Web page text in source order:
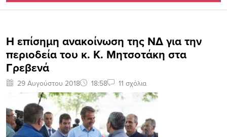
H επίσημη ανακοίνωση της ΝΔ για την
περιοδεία του κ. Κ. Μητσοτάκη στα
Γρεβενά
29 Αυγούστου 2018 18:58 11 σχόλια